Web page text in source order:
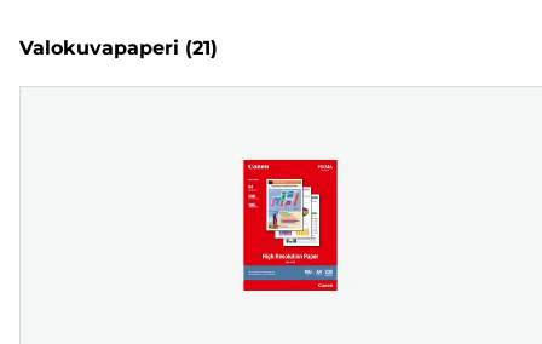
Valokuvapaperi (21)